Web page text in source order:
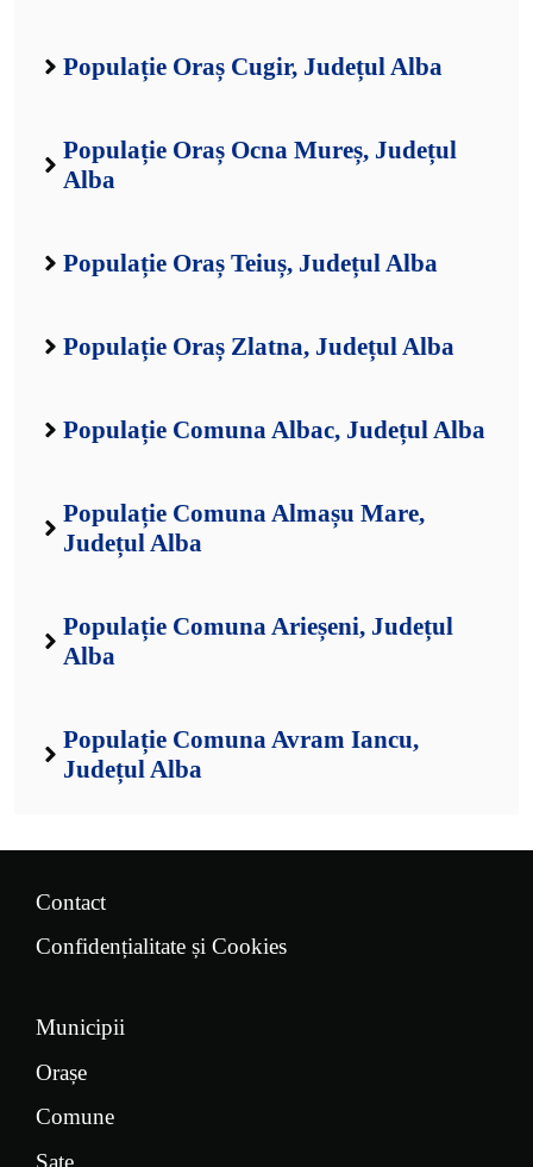
Populație Oraș Cugir, Județul Alba
Populație Oraș Ocna Mureș, Județul
Alba
Populație Oraș Teiuș, Județul Alba
Populație Oraș Zlatna, Județul Alba
Populație Comuna Albac, Județul Alba
Populație Comuna Almașu Mare,
Județul Alba
Populație Comuna Arieșeni, Județul
Alba
Populație Comuna Avram Iancu,
Județul Alba
Contact
Confidențialitate și Cookies
Municipii
Orașe
Comune
Sate